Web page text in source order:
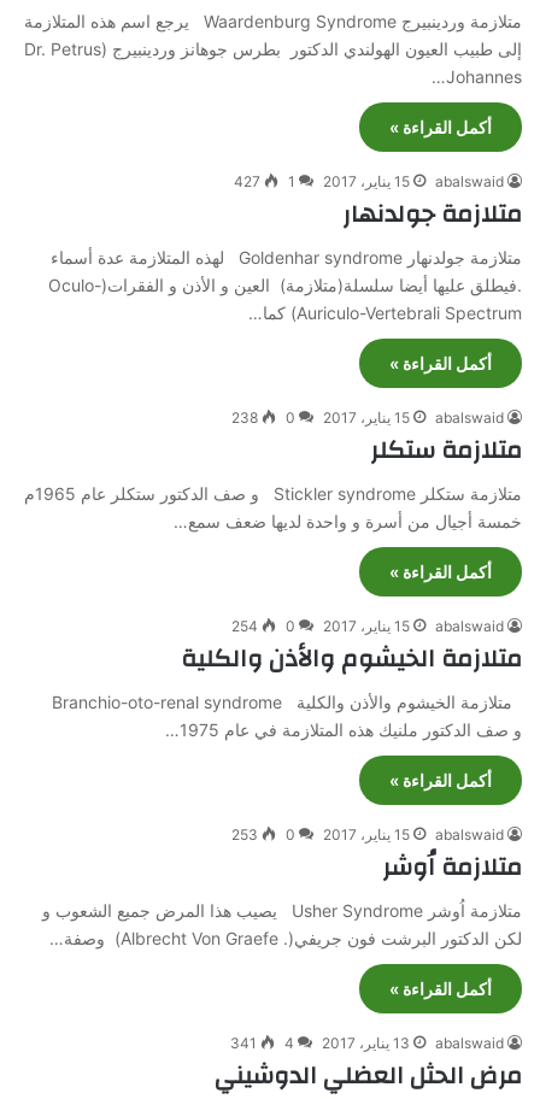
متلازمة وردينبيرج Waardenburg Syndrome يرجع اسم هذه المتلازمة
إلى طبيب العيون الهولندي الدكتور بطرس جوهانز وردينبيرج (Dr. Petrus
Johannes…
أكمل القراءة »
abalswaid 15 يناير، 2017 1
427
متلازمة جولدنهار
متلازمة جولدنهار Goldenhar syndrome لهذه المتلازمة عدة أسماء
.فيطلق عليها أيضا سلسلة(متلازمة) العين و الأذن و الفقرات(Oculo-
Auriculo-Vertebrali Spectrum) كما…
أكمل القراءة »
abalswaid 15 يناير، 2017 0
238
متلازمة ستكلر
متلازمة ستكلر Stickler syndrome و صف الدكتور ستكلر عام 1965م
خمسة أجيال من أسرة و واحدة لديها ضعف سمع…
أكمل القراءة »
abalswaid 15 يناير، 2017 0
254
متلازمة الخيشوم والأذن والكلية
و صف الدكتور ملنيك هذه المتلازمة في عام 1975…
أكمل القراءة »
abalswaid 15 يناير، 2017 0
253
متلازمة اُوشر
متلازمة اُوشر Usher Syndrome يصيب هذا المرض جميع الشعوب و
لكن الدكتور البرشت فون جريفي(. Albrecht Von Graefe) وصفة…
أكمل القراءة »
abalswaid 13 يناير، 2017 4
341
مرض الحثل العضلي الدوشيني